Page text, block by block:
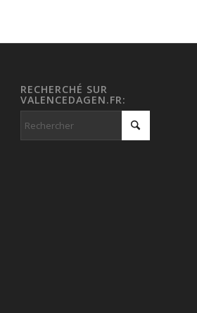
RECHERCHÉ SUR
VALENCEDAGEN.FR: